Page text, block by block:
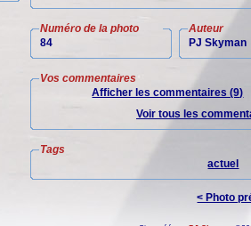
Numéro de la photo
84
Auteur
PJ Skyman
Vos commentaires
Afficher les commentaires (9)
Voir tous les
Tags
actuel
< Photo